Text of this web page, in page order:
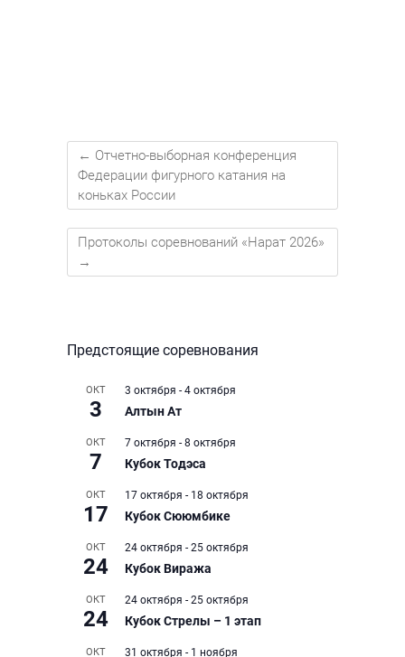
← Отчетно-выборная конференция
Федерации фигурного катания на
коньках России
Протоколы соревнований «Нарат 2026»
→
Предстоящие соревнования
ОКТ
3
3 октября - 4 октября
Алтын Ат
ОКТ
7
7 октября - 8 октября
Кубок Тодэса
ОКТ
17
17 октября - 18 октября
Кубок Сююмбике
ОКТ
24
24 октября - 25 октября
Кубок Виража
ОКТ
24
24 октября - 25 октября
Кубок Стрелы – 1 этап
ОКТ 31 октября - 1 ноября